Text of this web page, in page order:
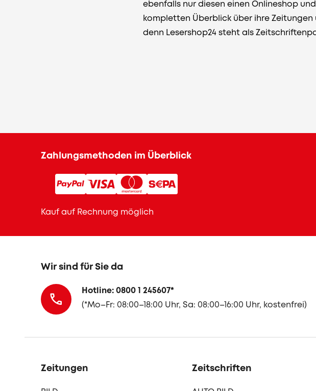
ebenfalls nur diesen einen Onlineshop
kompletten Überblick über ihre
denn Lesershop24 steht als
Zahlungsmethoden im Überblick
Kauf auf Rechnung möglich
Wir sind für Sie da
Hotline: 0800 1 245607*
(*Mo–Fr: 08:00–18:00 Uhr, Sa: 08:00–16:00 Uhr, kostenfrei)
Zeitungen Zeitschriften